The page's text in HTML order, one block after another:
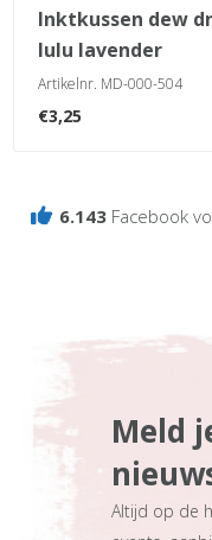
inktkussen dew drop
lulu lavender
Artikelnr. MD-000-504
€3,25
6.143 Facebook
Meld
Altijd op de